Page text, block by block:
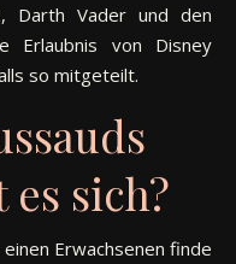
Darth Vader und den
Erlaubnis von Disney
so mitgeteilt.
sich?
Erwachsenen finde